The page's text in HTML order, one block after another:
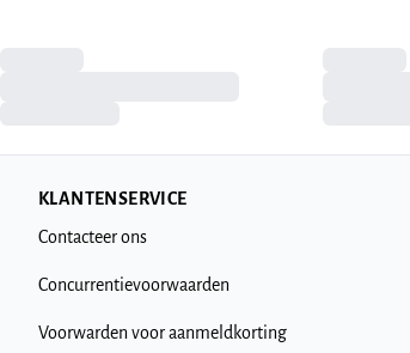
KLANTENSERVICE
Contacteer ons
Concurrentievoorwaarden
Voorwarden voor aanmeldkorting